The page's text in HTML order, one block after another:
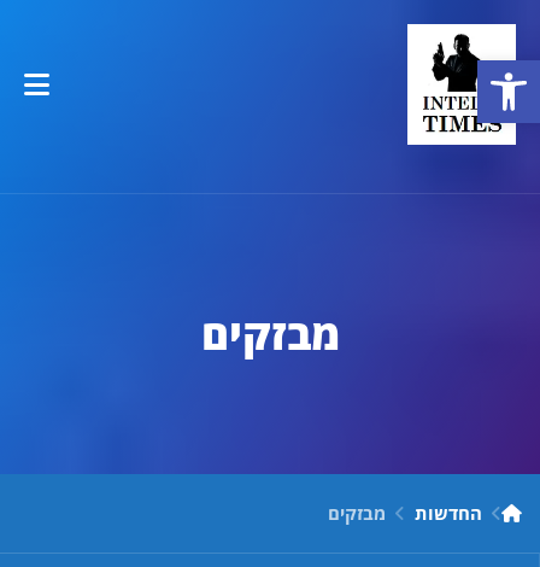
מבזקים
החדשות מבזקים
פתח סרגל נגישות